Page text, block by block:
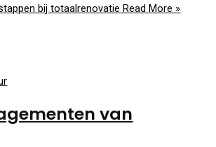
bij totaalrenovatie Read More »
van